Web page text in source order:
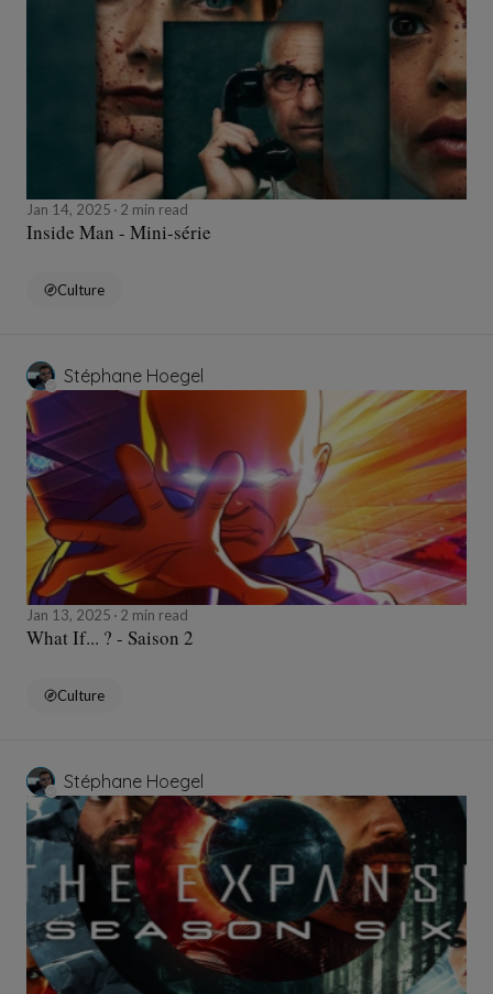
Jan 14, 2025 2 min read
Inside Man - Mini-série
Culture
Stéphane Hoegel
Jan 13, 2025 2 min read
What If... ? - Saison 2
Culture
Stéphane Hoegel